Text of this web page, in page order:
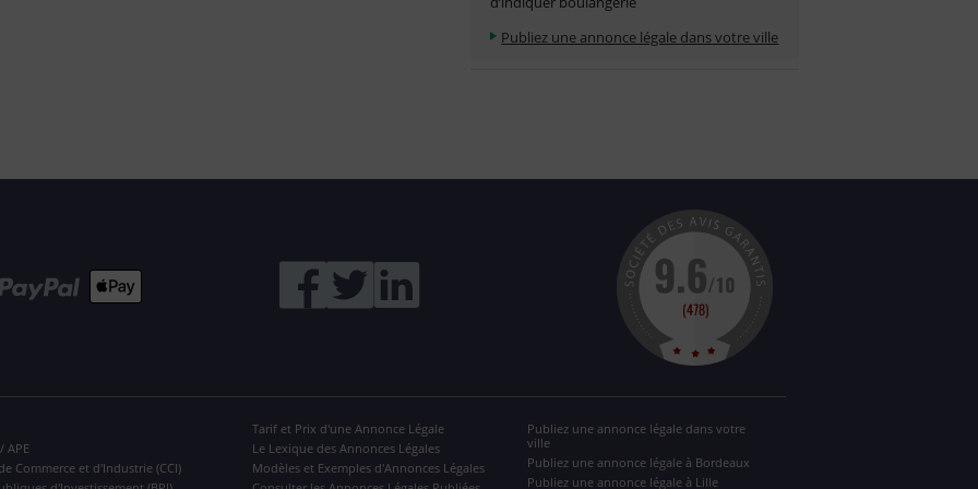
Publiez une annonce légale dans votre ville
APE
Commerce et d'Industrie (CCI)
Tarif et Prix d'une Annonce Légale
Le Lexique des Annonces Légales
Modèles et Exemples d'Annonces Légales
Publiez une annonce légale dans votre
ville
Publiez une annonce légale à Bordeaux
Publiez une annonce légale à Lille